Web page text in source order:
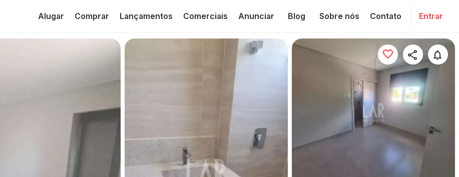
Alugar Comprar Lançamentos Comerciais Anunciar Blog Sobre nós Contato Entrar